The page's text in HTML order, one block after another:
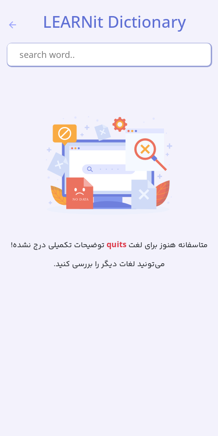
LEARNit Dictionary
متاسفانه هنوز برای لغت quits توضیحات تکمیلی درج نشده!
می‌تونید لغات دیگر را بررسی کنید.